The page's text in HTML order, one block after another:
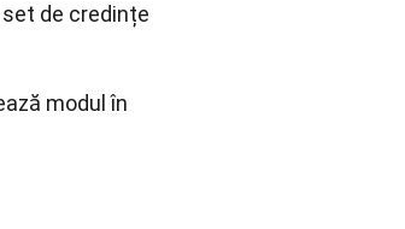
de credințe
modul în